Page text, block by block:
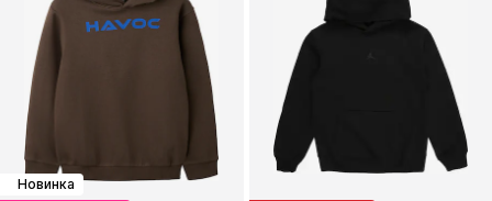
Новинка